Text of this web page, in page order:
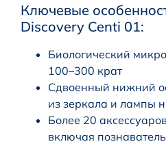
Ключевые
Discovery Centi 01:
Биологический
100–300 крат
Сдвоенный нижний
из зеркала и лампы
Более 20
включая